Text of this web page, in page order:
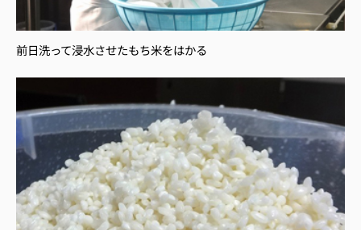
前日洗って浸水させたもち米をはかる